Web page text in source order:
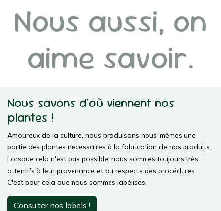
Nous aussi, on
aime savoir.
Nous savons d'où viennent nos
plantes !
Amoureux de la culture, nous produisons nous-mêmes une
partie des plantes nécessaires à la fabrication de nos produits.
Lorsque cela n'est pas possible, nous sommes toujours très
attentifs à leur provenance et au respects des procédures.
C'est pour cela que nous sommes labélisés.
Consulter nos labels !